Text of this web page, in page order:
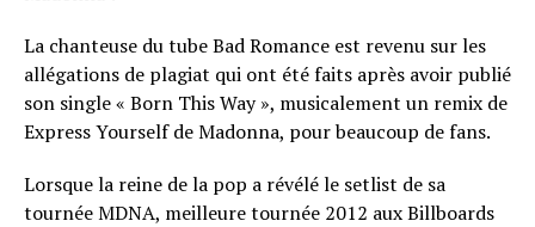
La chanteuse du tube Bad Romance est revenu sur les
allégations de plagiat qui ont été faits après avoir publié
son single « Born This Way », musicalement un remix de
Express Yourself de Madonna, pour beaucoup de fans.
Lorsque la reine de la pop a révélé le setlist de sa
tournée MDNA, meilleure tournée 2012 aux Billboards